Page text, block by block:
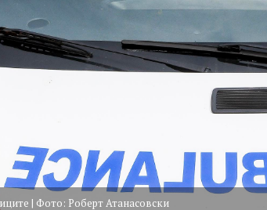
| Фото: Роберт Атанасовски